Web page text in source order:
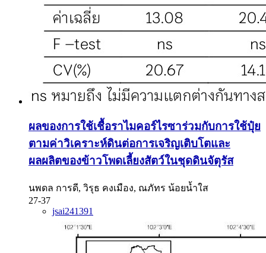
ผลของการใช้เชื้อราไมคอร์ไรซาร่วมกับการใช้ปุ๋ย
ตามค่าวิเคราะห์ดินต่อการเจริญเติบโตและ
ผลผลิตของข้าวโพดเลี้ยงสัตว์ในชุดดินจัตุรัส
นพดล การดี, วิรุธ คงเมือง, ณภัทร น้อยน้ำใส
27-37
jsai241391